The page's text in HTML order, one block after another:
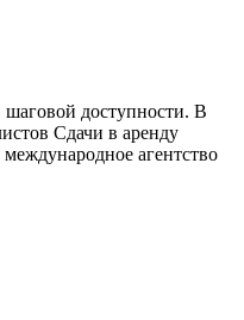
шаговой доступности. В
Сдачи в аренду
агентство